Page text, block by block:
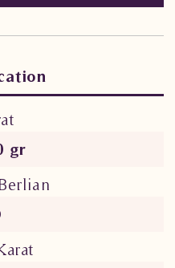
gr